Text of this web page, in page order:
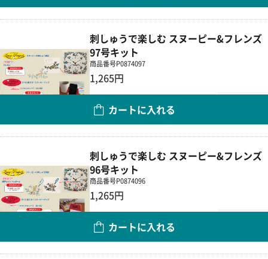
刺しゅうで楽しむ スヌーピー&フレンズ
97号キット
商品番号P0874097
1,265円
カートに入れる
刺しゅうで楽しむ スヌーピー&フレンズ
96号キット
商品番号P0874096
1,265円
カートに入れる